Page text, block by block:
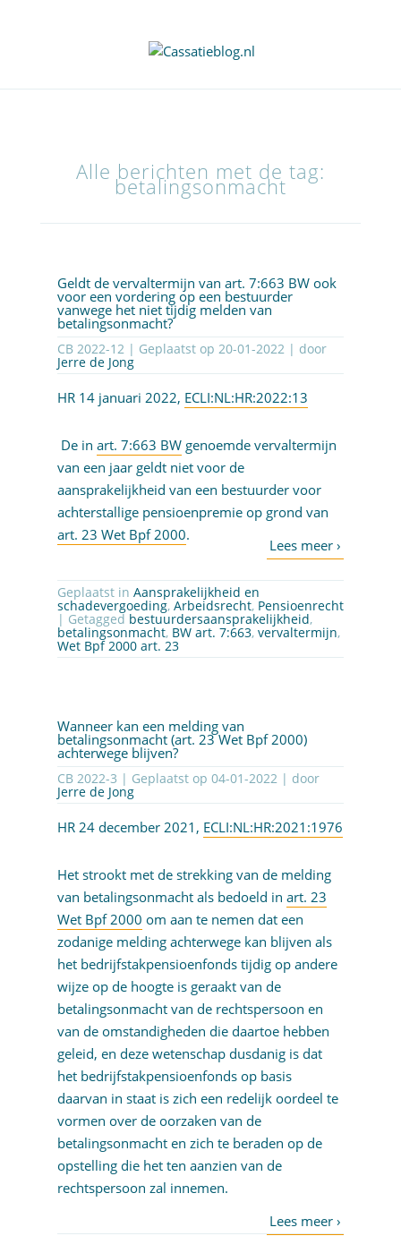
Alle berichten met de tag:
betalingsonmacht
Geldt de vervaltermijn van art. 7:663 BW ook
voor een vordering op een bestuurder
vanwege het niet tijdig melden van
betalingsonmacht?
CB 2022-12 | Geplaatst op 20-01-2022| door
Jerre de Jong
HR 14 januari 2022, ECLI:NL:HR:2022:13
De in art. 7:663 BWgenoemde vervaltermijn
van een jaar geldt niet voor de
aansprakelijkheid van een bestuurder voor
achterstallige pensioenpremie op grond van
art. 23 Wet Bpf 2000.
Geplaatst in Aansprakelijkheid en
schadevergoeding, Arbeidsrecht, Pensioenrecht
| Getagged bestuurdersaansprakelijkheid,
betalingsonmacht, BW art. 7:663, vervaltermijn,
Wet Bpf 2000 art. 23
Wanneer kan een melding van
betalingsonmacht (art. 23 Wet Bpf 2000)
achterwege blijven?
CB 2022-3 | Geplaatst op 04-01-2022| door
Jerre de Jong
HR 24 december 2021, ECLI:NL:HR:2021:1976
Het strookt met de strekking van de melding
van betalingsonmacht als bedoeld in art. 23
Wet Bpf 2000 om aan te nemen dat een
zodanige melding achterwege kan blijven als
het bedrijfstakpensioenfonds tijdig op andere
wijze op de hoogte is geraakt van de
betalingsonmacht van de rechtspersoon en
van de omstandigheden die daartoe hebben
geleid, en deze wetenschap dusdanig is dat
het bedrijfstakpensioenfonds op basis
daarvan in staat is zich een redelijk oordeel te
vormen over de oorzaken van de
betalingsonmacht en zich te beraden op de
opstelling die het ten aanzien van de
rechtspersoon zal innemen.